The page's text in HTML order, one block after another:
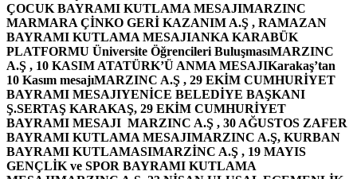
ÇOCUK BAYRAMI KUTLAMA MESAJIMARZINC
MARMARA ÇİNKO GERİ KAZANIM A.Ş , RAMAZAN
BAYRAMI KUTLAMA MESAJIANKA KARABÜK
PLATFORMU Üniversite Öğrencileri BuluşmasıMARZINC
A.Ş , 10 KASIM ATATÜRK’Ü ANMA MESAJIKarakaş’tan
10 Kasım mesajıMARZINC A.Ş , 29 EKİM CUMHURİYET
BAYRAMI MESAJIYENİCE BELEDİYE BAŞKANI
Ş.SERTAŞ KARAKAŞ, 29 EKİM CUMHURİYET
BAYRAMI MESAJI MARZINC A.Ş , 30 AĞUSTOS ZAFER
BAYRAMI KUTLAMA MESAJIMARZINC A.Ş, KURBAN
BAYRAMI KUTLAMASIMARZİNC A.Ş , 19 MAYIS
GENÇLİK ve SPOR BAYRAMI KUTLAMA